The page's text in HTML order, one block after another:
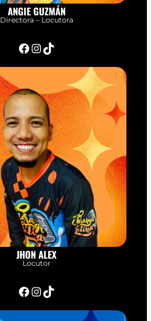
ANGIE GUZMÁN
Directora – Locutora
Facebook InstagramTikTok
JHON ALEX
Locutor
Facebook InstagramTikTok